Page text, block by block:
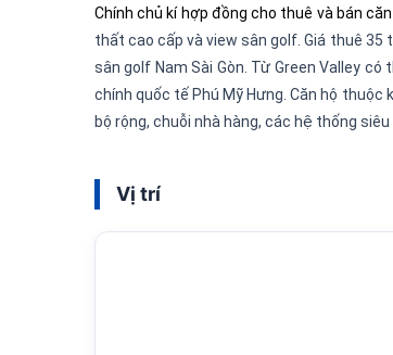
Chính chủ kí hợp đồng cho thuê và bán
thất cao cấp và view sân golf. Giá thuê 35
sân golf Nam Sài Gòn. Từ Green Valley
chính quốc tế Phú Mỹ Hưng. Căn hộ thuộc
bộ rộng, chuỗi nhà hàng, các hệ thống
Vị trí